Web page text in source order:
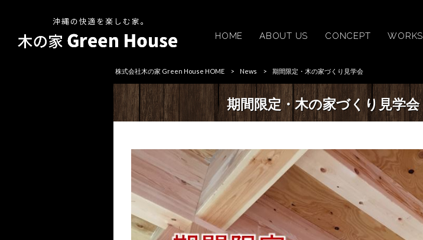
HOME ABOUT US CONCEPT WORKS
株式会社木の家 Green House HOME > News > 期間限定・木の家づくり見学会
期間限定・木の家づくり見学会